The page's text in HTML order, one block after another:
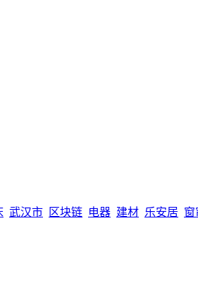
武汉市 区块链 电器 建材 乐安居 窗